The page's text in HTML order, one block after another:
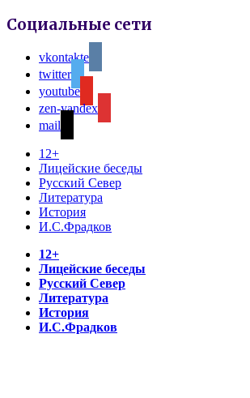
Социальные сети
vkontakte
twitter
youtube
zen-yandex
mail
12+
Лицейские беседы
Русский Север
Литература
История
И.С.Фрадков
12+
Лицейские беседы
Русский Север
Литература
История
И.С.Фрадков